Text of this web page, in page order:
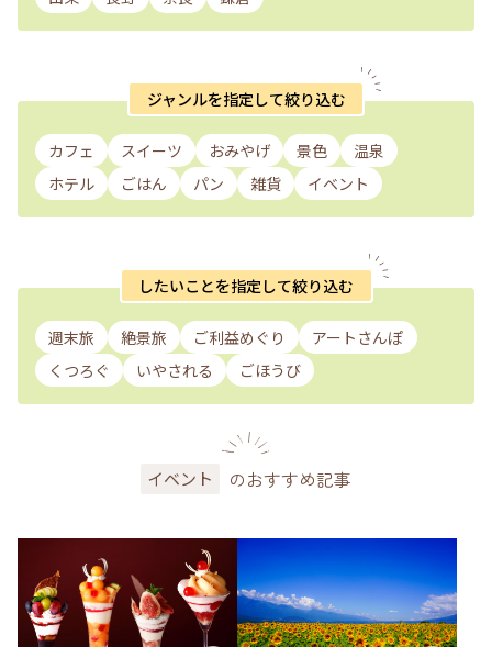
ジャンルを指定して絞り込む
カフェ スイーツ おみやげ 景色
温泉
ホテル
ごはん パン 雑貨 イベント
したいことを指定して絞り込む
週末旅 絶景旅 ご利益めぐり
アートさんぽ
くつろぐ
いやされる ごほうび
イベント のおすすめ記事